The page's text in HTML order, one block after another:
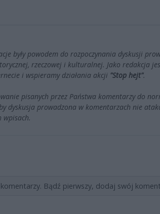
były powodem do rozpoczynania dyskusji
rzeczowej i kulturalnej. Jako redakcja
i wspieramy działania akcji "Stop hejt".
pisanych przez Państwa komentarzy do
dyskusja prowadzona w komentarzach nie
wpisach.
Bądź pierwszy, dodaj swój